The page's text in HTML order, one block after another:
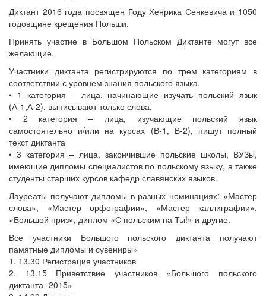
Диктант 2016 года посвящен Году Хенрика Сенкевича и 1050
годовщине крещения Польши.
Принять участие в Большом Польском Диктанте могут все
желающие.
Участники диктанта регистрируются по трем категориям в
соответствии с уровнем знания польского языка.
• 1 категория – лица, начинающие изучать польский язык
(А-1,А-2), выписывают только слова.
• 2 категория – лица, изучающие польский язык
самостоятельно и/или на курсах (В-1, В-2), пишут полный
текст диктанта
• 3 категория – лица, закончившие польские школы, ВУЗы,
имеющие дипломы специалистов по польскому языку, а также
студенты старших курсов кафедр славянских языков.
Лауреаты получают дипломы в разных номинациях: «Мастер
слова», «Мастер орфографии», «Мастер каллиграфии»,
«Большой приз», диплом «С польским на Ты!» и другие.
Все участники Большого польского диктанта получают
памятные дипломы и сувениры»
1. 13.30 Регистрация участников
2. 13.15 Приветствие участников «Большого польского
диктанта -2015»